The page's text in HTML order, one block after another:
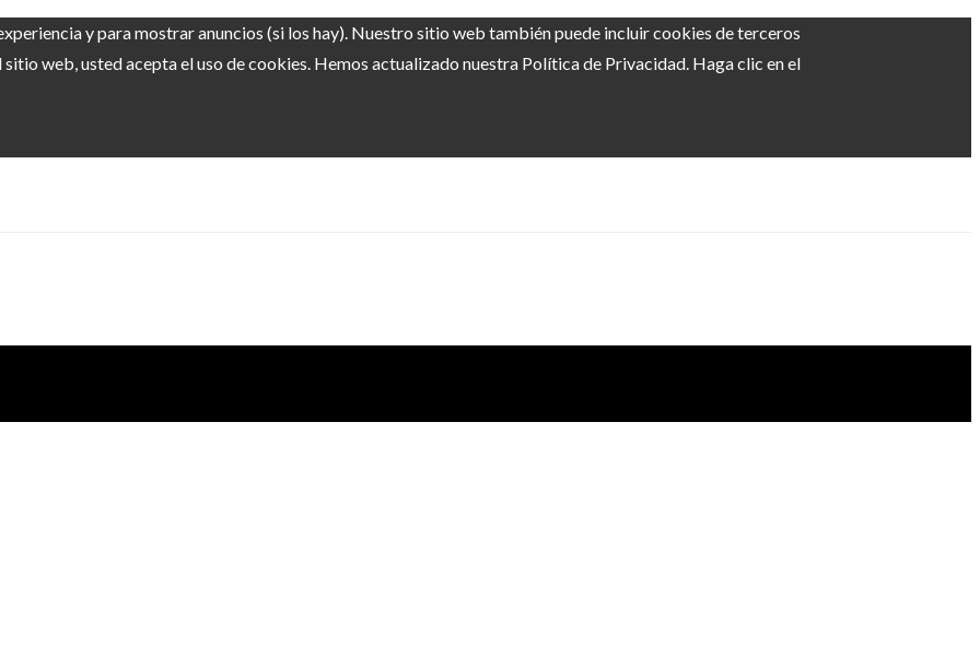
y para mostrar anuncios (si los hay). Nuestro sitio web también puede incluir cookies de terceros
web, usted acepta el uso de cookies. Hemos actualizado nuestra Política de Privacidad. Haga clic en el